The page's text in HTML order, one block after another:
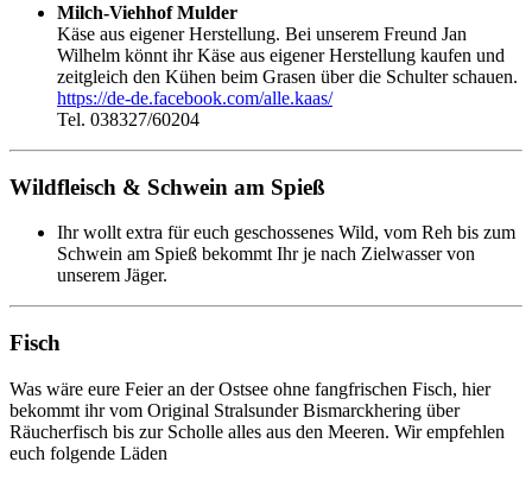
Milch-Viehhof Mulder
Käse aus eigener Herstellung. Bei unserem Freund Jan
Wilhelm könnt ihr Käse aus eigener Herstellung kaufen und
zeitgleich den Kühen beim Grasen über die Schulter schauen.
https://de-de.facebook.com/alle.kaas/
Tel. 038327/60204
Wildfleisch & Schwein am Spieß
Ihr wollt extra für euch geschossenes Wild, vom Reh bis zum
Schwein am Spieß bekommt Ihr je nach Zielwasser von
unserem Jäger.
Fisch
Was wäre eure Feier an der Ostsee ohne fangfrischen Fisch, hier
bekommt ihr vom Original Stralsunder Bismarckhering über
Räucherfisch bis zur Scholle alles aus den Meeren. Wir empfehlen
euch folgende Läden